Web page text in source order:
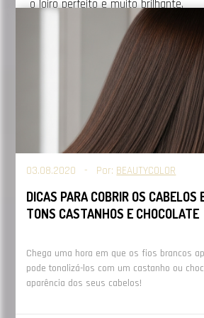
o loiro perfeito e muito brilhante.
Pronto, agora que você já leu todas
só aproveitar o melhor do verão. E
mais novidades sobre a linha da
https://
03.08.2020 - Por: BEAUTYCOLOR
DICAS PARA COBRIR OS CABELOS
TONS CASTANHOS E CHOCOLATE
Chega uma hora em que os fios brancos
pode tonalizá-los com um castanho ou
aparência dos seus cabelos!